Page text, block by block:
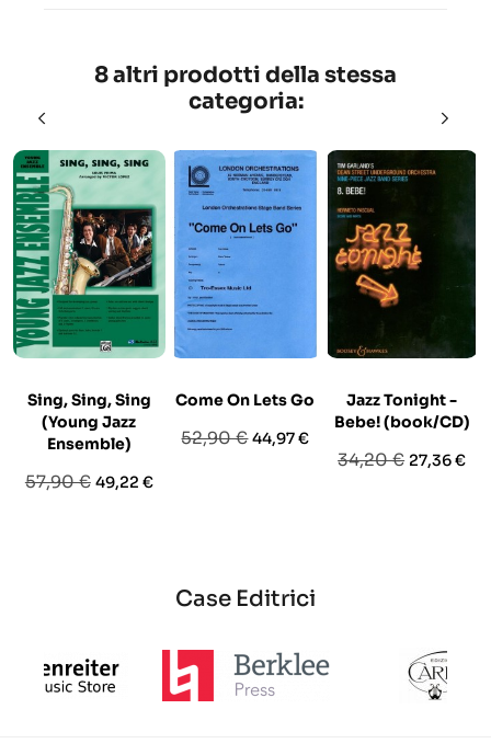
8 altri prodotti della stessa
categoria:
Sing, Sing, Sing
(Young Jazz
Ensemble)
Prezzo
57,90 € Prezzo
49,22 €
Come On Lets Go
Prezzo
52,90 €Prezzo
44,97 €
Jazz Tonight -
Bebe! (book/CD)
Prezzo
34,20 € Prezzo
27,36 €
Case Editrici